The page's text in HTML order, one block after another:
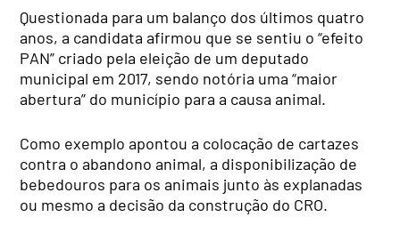
Questionada para um balanço dos últimos quatro
anos, a candidata afirmou que se sentiu o “efeito
PAN” criado pela eleição de um deputado
municipal em 2017, sendo notória uma “maior
abertura” do município para a causa animal.
Como exemplo apontou a colocação de cartazes
contra o abandono animal, a disponibilização de
bebedouros para os animais junto às explanadas
ou mesmo a decisão da construção do CRO.